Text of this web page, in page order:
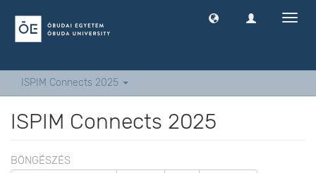
ISPIM Connects 2025
ISPIM Connects 2025
BÖNGÉSZÉS